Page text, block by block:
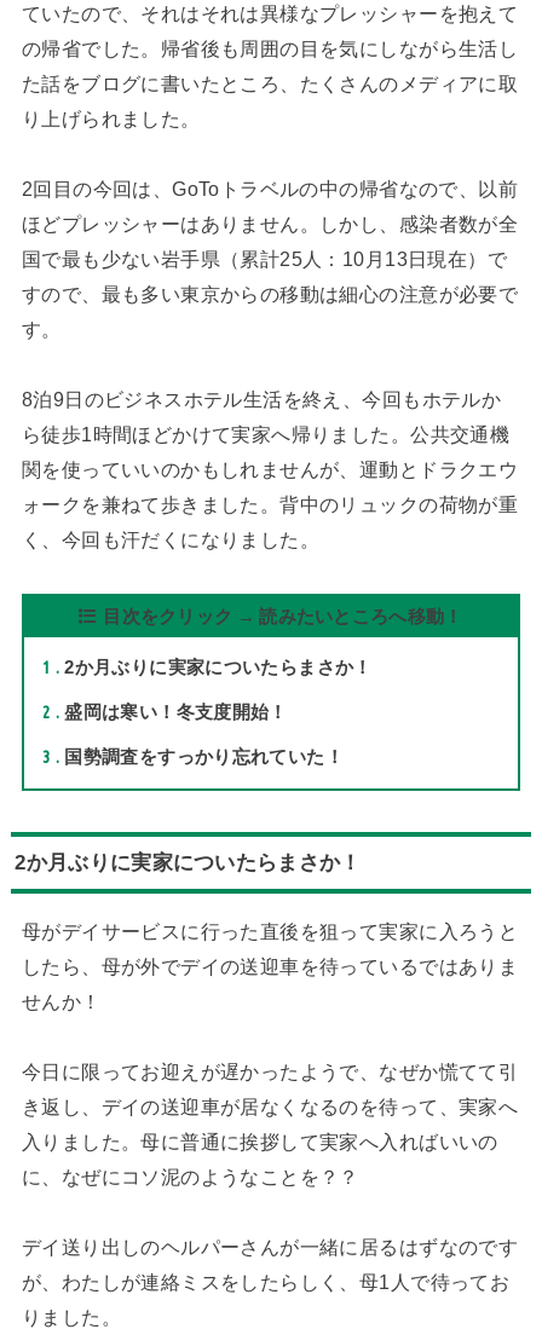
ていたので、それはそれは異様なプレッシャーを抱えて
の帰省でした。帰省後も周囲の目を気にしながら生活し
た話をブログに書いたところ、たくさんのメディアに取
り上げられました。
2回目の今回は、GoToトラベルの中の帰省なので、以前
ほどプレッシャーはありません。しかし、感染者数が全
国で最も少ない岩手県（累計25人：10月13日現在）で
すので、最も多い東京からの移動は細心の注意が必要で
す。
8泊9日のビジネスホテル生活を終え、今回もホテルか
ら徒歩1時間ほどかけて実家へ帰りました。公共交通機
関を使っていいのかもしれませんが、運動とドラクエウ
ォークを兼ねて歩きました。背中のリュックの荷物が重
く、今回も汗だくになりました。
目次をクリック → 読みたいところへ移動！
1 2か月ぶりに実家についたらまさか！
2 盛岡は寒い！冬支度開始！
3 国勢調査をすっかり忘れていた！
2か月ぶりに実家についたらまさか！
母がデイサービスに行った直後を狙って実家に入ろうと
したら、母が外でデイの送迎車を待っているではありま
せんか！
今日に限ってお迎えが遅かったようで、なぜか慌てて引
き返し、デイの送迎車が居なくなるのを待って、実家へ
入りました。母に普通に挨拶して実家へ入ればいいの
に、なぜにコソ泥のようなことを？？
デイ送り出しのヘルパーさんが一緒に居るはずなのです
が、わたしが連絡ミスをしたらしく、母1人で待ってお
りました。